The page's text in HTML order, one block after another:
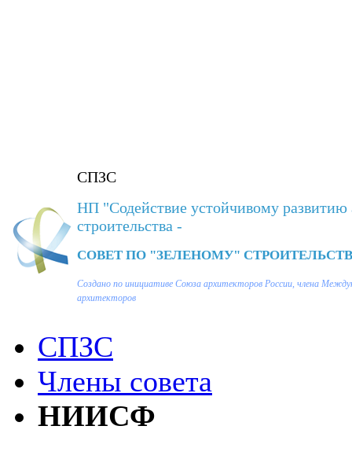
СПЗС
НП "Содействие устойчивому развитию
строительства -
СОВЕТ ПО "ЗЕЛЕНОМУ"
Создано по инициативе Союза архитекторов России, члена
архитекторов
СПЗС
Члены совета
НИИСФ